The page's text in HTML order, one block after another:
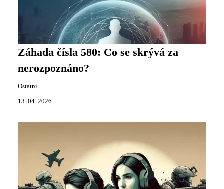
Záhada čísla 580: Co se skrývá za
nerozpoznáno?
Ostatní
13. 04. 2026